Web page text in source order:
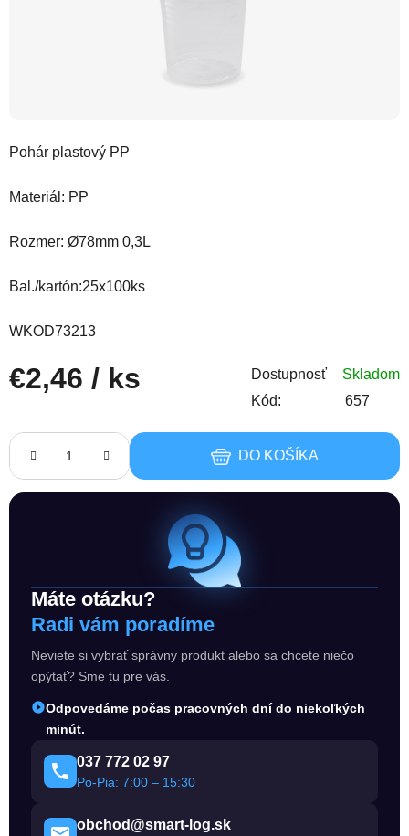
Pohár plastový PP
Materiál: PP
Rozmer: Ø78mm 0,3L
Bal./kartón:25x100ks
WKOD73213
€2,46 / ks Dostupnosť
Skladom
Kód:
657
DO KOŠÍKA
Máte otázku?
Radi vám poradíme
Neviete si vybrať správny produkt alebo sa chcete niečo
opýtať? Sme tu pre vás.
Odpovedáme počas pracovných dní do niekoľkých
minút.
037 772 02 97
Po-Pia: 7:00 – 15:30
obchod@smart-log.sk